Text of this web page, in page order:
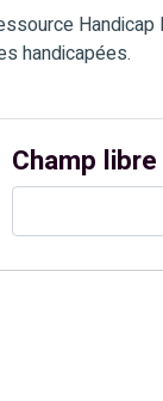
Handicap
handicapées.
Champ libre